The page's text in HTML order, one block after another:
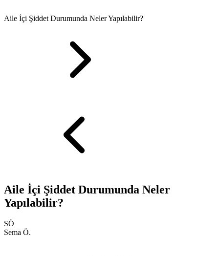
Aile İçi Şiddet Durumunda Neler Yapılabilir?
Aile İçi Şiddet Durumunda Neler
Yapılabilir?
SÖ
Sema Ö.